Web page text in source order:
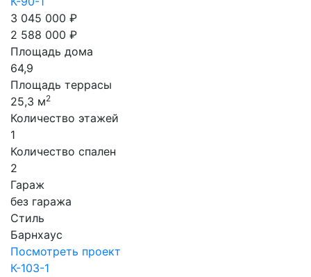
3 045 000 ₽
2 588 000 ₽
Площадь дома
64,9
Площадь террасы
25,3 м2
Количество этажей
1
Количество спален
2
Гараж
без гаража
Стиль
Барнхаус
Посмотреть проект
К-103-1